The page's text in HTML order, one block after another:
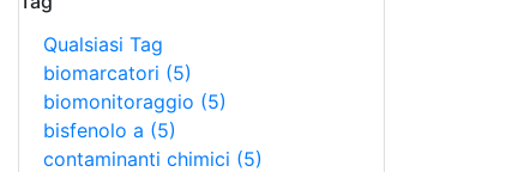
Qualsiasi Tag
biomarcatori (5)
biomonitoraggio (5)
bisfenolo a (5)
contaminanti chimici (5)